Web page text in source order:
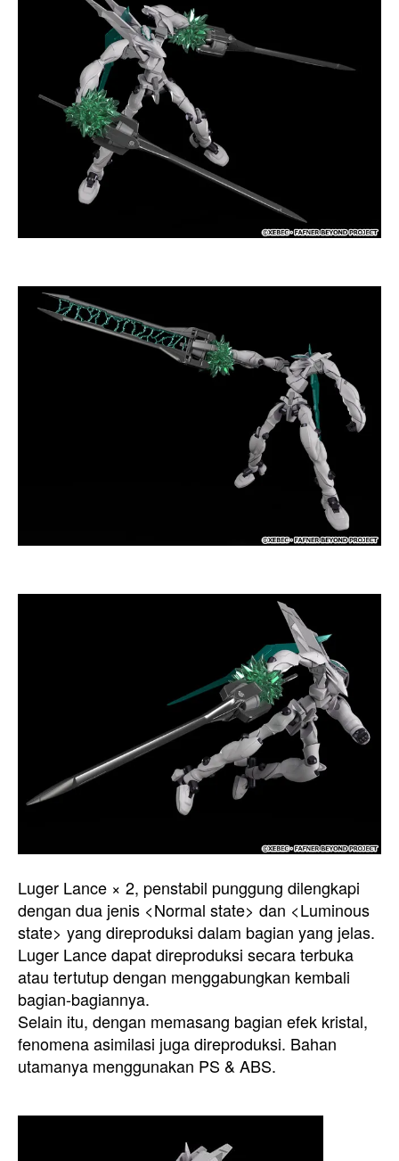
Luger Lance × 2, penstabil punggung dilengkapi
dengan dua jenis <Normal state> dan <Luminous
state> yang direproduksi dalam bagian yang jelas.
Luger Lance dapat direproduksi secara terbuka
atau tertutup dengan menggabungkan kembali
bagian-bagiannya.
Selain itu, dengan memasang bagian efek kristal,
fenomena asimilasi juga direproduksi. Bahan
utamanya menggunakan PS & ABS.